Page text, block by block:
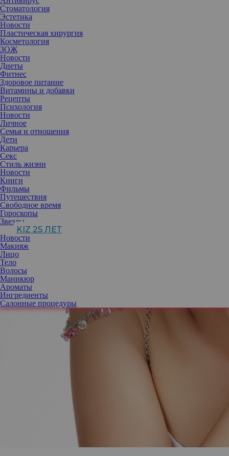
Стоматология
Эстетика
Новости
Пластическая хирургия
Косметология
ЗОЖ
Новости
Диеты
Фитнес
Здоровое питание
Витамины и добавки
Рецепты
Психология
Новости
Личное
Семья и отношения
Дети
Карьера
Секс
Стиль жизни
Новости
Книги
Фильмы
Путешествия
Свободное время
Гороскопы
Звезды
KIZ 25 ЛЕТ
Новости
Макияж
Лицо
Тело
Волосы
Маникюр
Ароматы
Ингредиенты
Салонные процедуры